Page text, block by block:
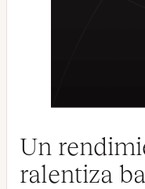
Un
ralentiza